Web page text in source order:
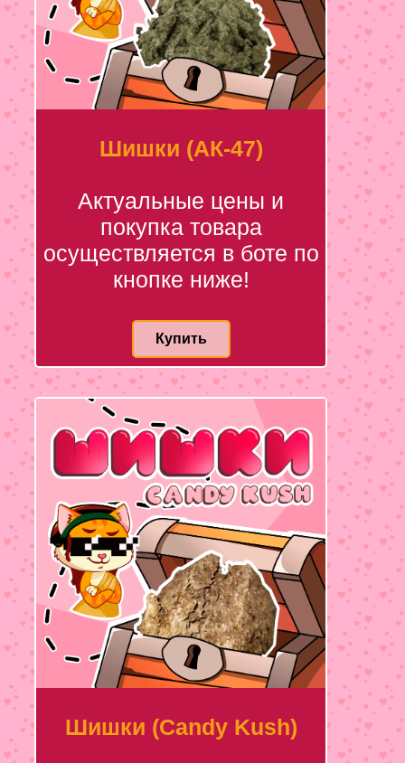
Шишки (АК-47)
Актуальные цены и
покупка товара
осуществляется в боте по
кнопке ниже!
Купить
Шишки (Candy Kush)